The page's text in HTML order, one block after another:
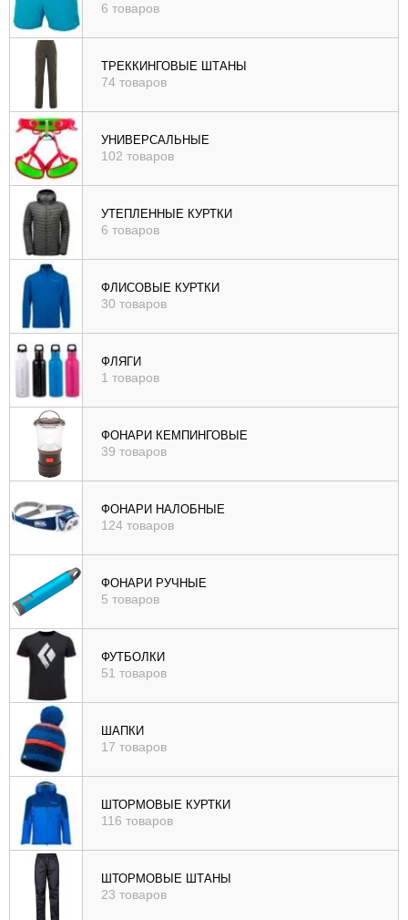
6 товаров
ТРЕККИНГОВЫЕ ШТАНЫ
74 товаров
УНИВЕРСАЛЬНЫЕ
102 товаров
УТЕПЛЕННЫЕ КУРТКИ
6 товаров
ФЛИСОВЫЕ КУРТКИ
30 товаров
ФЛЯГИ
1 товаров
ФОНАРИ КЕМПИНГОВЫЕ
39 товаров
ФОНАРИ НАЛОБНЫЕ
124 товаров
ФОНАРИ РУЧНЫЕ
5 товаров
ФУТБОЛКИ
51 товаров
ШАПКИ
17 товаров
ШТОРМОВЫЕ КУРТКИ
116 товаров
ШТОРМОВЫЕ ШТАНЫ
23 товаров